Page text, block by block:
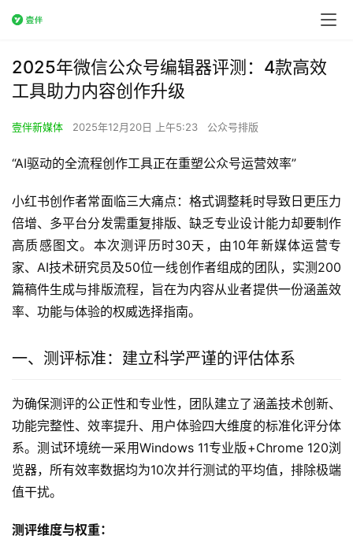
2025年微信公众号编辑器评测：4款高效
工具助力内容创作升级
壹伴新媒体 2025年12月20日 上午5:23 公众号排版
“AI驱动的全流程创作工具正在重塑公众号运营效率”
小红书创作者常面临三大痛点：格式调整耗时导致日更压力
倍增、多平台分发需重复排版、缺乏专业设计能力却要制作
高质感图文。本次测评历时30天，由10年新媒体运营专
家、AI技术研究员及50位一线创作者组成的团队，实测200
篇稿件生成与排版流程，旨在为内容从业者提供一份涵盖效
率、功能与体验的权威选择指南。
一、测评标准：建立科学严谨的评估体系
为确保测评的公正性和专业性，团队建立了涵盖技术创新、
功能完整性、效率提升、用户体验四大维度的标准化评分体
系。测试环境统一采用Windows 11专业版+Chrome 120浏
览器，所有效率数据均为10次并行测试的平均值，排除极端
值干扰。
测评维度与权重：